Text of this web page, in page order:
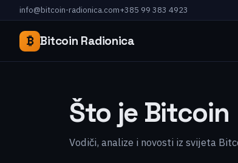
info@bitcoin-radionica.com+385 99 383 4923
₿ Bitcoin Radionica
Što je Bitcoin
Vodiči, analize i novosti iz svijeta